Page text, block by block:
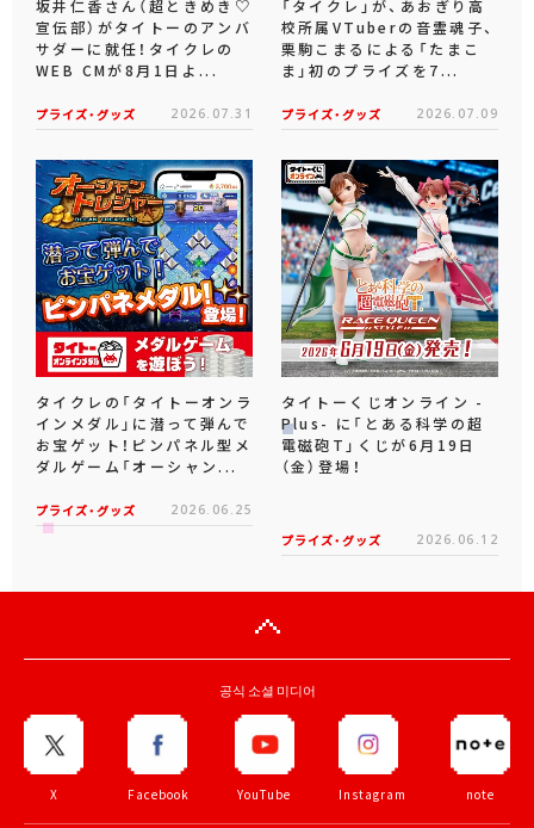
坂井仁香さん（超ときめき♡
宣伝部）がタイトーのアンバ
サダーに就任！タイクレの
WEB CMが8月1日よ...
プライズ・グッズ 2026.07.31
「タイクレ」が、あおぎり高
校所属VTuberの音霊魂子、
栗駒こまるによる「たまこ
ま」初のプライズを7...
プライズ・グッズ 2026.07.09
タイクレの「タイトーオンラ
インメダル」に潜って弾んで
お宝ゲット！ピンパネル型メ
ダルゲーム「オーシャン...
プライズ・グッズ 2026.06.25
タイトーくじオンライン -
Plus- に「とある科学の超
電磁砲T」くじが6月19日
（金）登場！
プライズ・グッズ 2026.06.12
공식 소셜 미디어
X Facebook YouTube Instagram note